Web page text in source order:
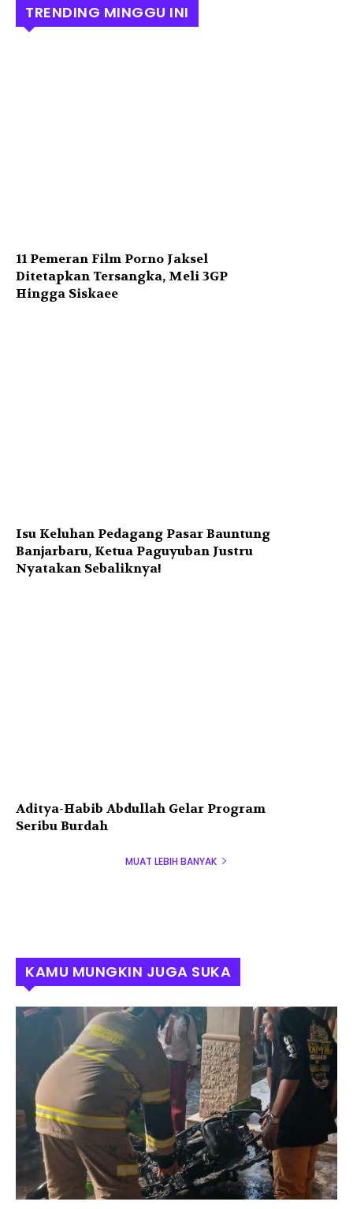
TRENDING MINGGU INI
11 Pemeran Film Porno Jaksel
Ditetapkan Tersangka, Meli 3GP
Hingga Siskaee
Isu Keluhan Pedagang Pasar Bauntung
Banjarbaru, Ketua Paguyuban Justru
Nyatakan Sebaliknya!
Aditya-Habib Abdullah Gelar Program
Seribu Burdah
MUAT LEBIH BANYAK
KAMU MUNGKIN JUGA SUKA